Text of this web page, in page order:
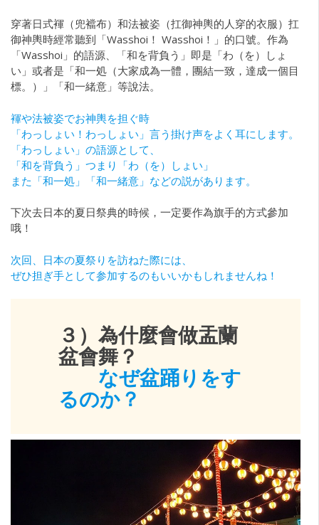
穿著日式褌（兜襠布）和法被姿（扛御神輿的人穿的衣服）扛
御神輿時經常聽到「Wasshoi！ Wasshoi！」的口號。作為
「Wasshoi」的語源、「和を背負う」即是「わ（を）しょ
い」或者是「和一処（大家成為一體，團結一致，達成一個目
標。）」「和一緒意」等說法。
褌や法被姿でお神輿を担ぐ時
「わっしょい！わっしょい」言う掛け声をよく耳にします。
「わっしょい」の語源として、
「和を背負う」つまり「わ（を）しょい」
また「和一処」「和一緒意」などの説があります。
下次去日本的夏日祭典的時候，一定要作為旗手的方式參加
哦！
次回、日本の夏祭りを訪ねた際には、
ぜひ担ぎ手として参加するのもいいかもしれませんね！
３）為什麼會做盂蘭
盆會舞？
なぜ盆踊りをす
るのか？